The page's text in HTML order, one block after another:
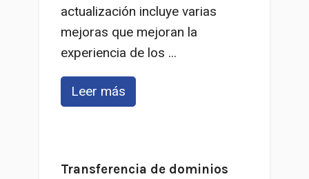
actualización incluye varias
mejoras que mejoran la
experiencia de los ...
Leer más
Transferencia de dominios